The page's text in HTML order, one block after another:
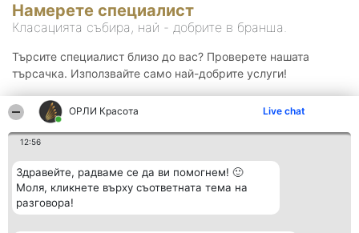
ОРЛИ Красота Live chat
12:56
Здравейте, радваме се да ви помогнем! 🙂
Моля, кликнете върху съответната тема на
разговора!
Намерете специалист
Класацията събира, най - добрите в бранша.
Търсите специалист близо до вас? Проверете нашата
търсачка. Използвайте само най-добрите услуги!